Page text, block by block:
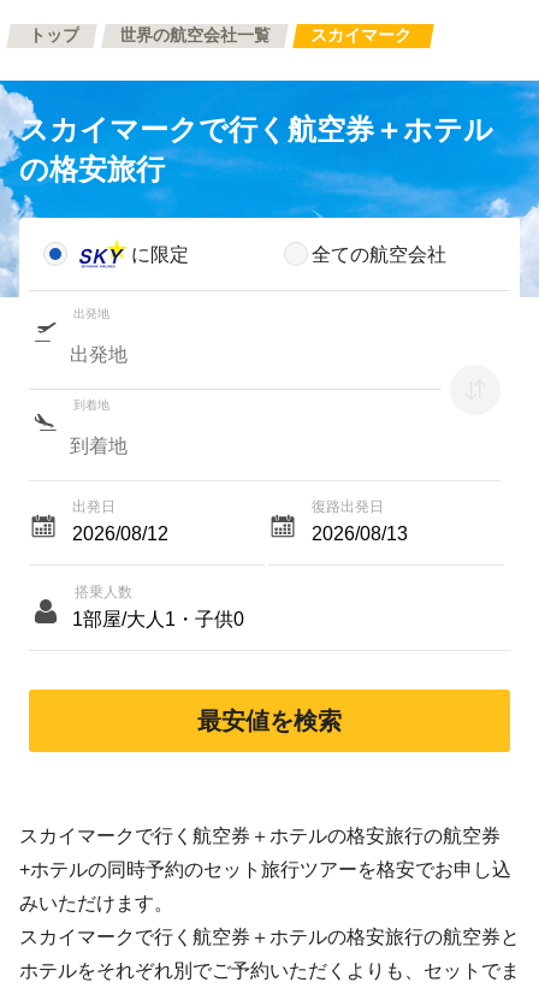
トップ 世界の航空会社一覧 スカイマーク
スカイマークで行く航空券＋ホテル
の格安旅行
に限定 全ての航空会社
出発地
到着地
出発日 復路出発日
搭乗人数
最安値を検索
スカイマークで行く航空券＋ホテルの格安旅行の航空券
+ホテルの同時予約のセット旅行ツアーを格安でお申し込
みいただけます。
スカイマークで行く航空券＋ホテルの格安旅行の航空券と
ホテルをそれぞれ別でご予約いただくよりも、セットでま